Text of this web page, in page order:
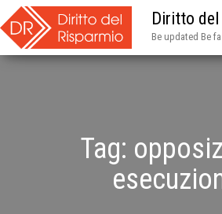
Diritto del
Be updated Be
Tag: